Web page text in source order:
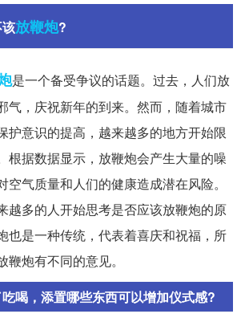
放鞭炮?
是一个备受争议的话题。过去，人们放
气，庆祝新年的到来。然而，随着城市
护意识的提高，越来越多的地方开始限
根据数据显示，放鞭炮会产生大量的噪
空气质量和人们的健康造成潜在风险。
越多的人开始思考是否应该放鞭炮的原
也是一种传统，代表着喜庆和祝福，所
炮有不同的意见。
喝，添置哪些东西可以增加仪式感?